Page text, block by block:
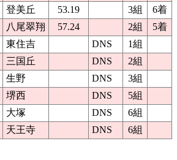
登美丘 53.19 3組
6着
八尾翠翔 57.24 2組
5着
東住吉 DNS
1組
三国丘 DNS
2組
生野 DNS
3組
堺西 DNS
5組
大塚 DNS
6組
天王寺 DNS 6組